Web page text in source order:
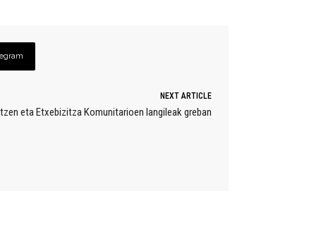
NEXT ARTICLE
eta Etxebizitza Komunitarioen langileak greban